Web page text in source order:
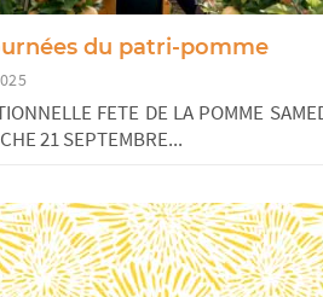
du patri-pomme
FETE DE LA POMME
21 SEPTEMBRE...